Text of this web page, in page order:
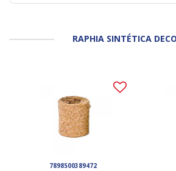
RAPHIA SINTÉTICA
7898500389472